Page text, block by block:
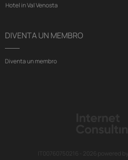
Hotel in Val Venosta
DIVENTA UN MEMBRO
Diventa un membro
IT00760750216 - 2026 powered by